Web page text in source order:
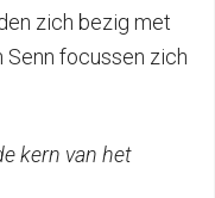
zich bezig met
Senn focussen zich
kern van het